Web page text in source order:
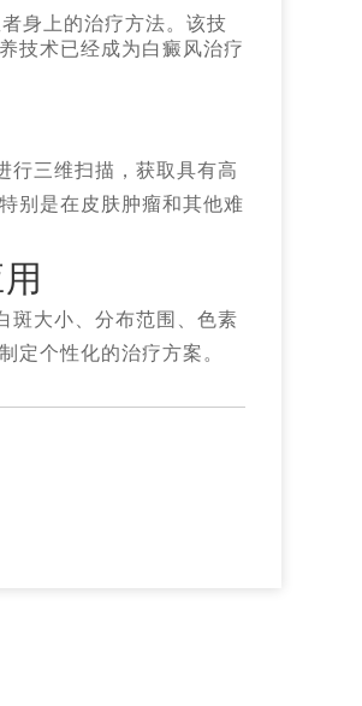
身上的治疗方法。该技
技术已经成为白癜风治疗
三维扫描，获取具有高
别是在皮肤肿瘤和其他难
大小、分布范围、色素
定个性化的治疗方案。